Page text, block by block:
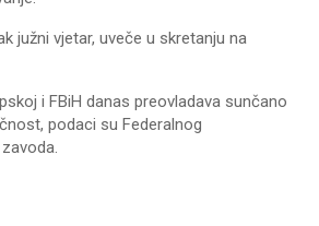
južni vjetar, uveče u skretanju na
i FBiH danas preovladava sunčano
podaci su Federalnog